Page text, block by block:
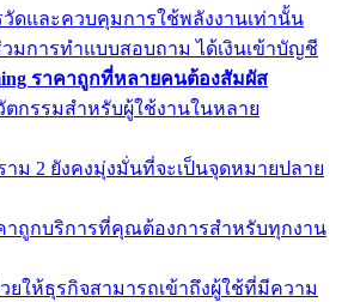
วัดและควบคุมการใช้พลังงานเท่านั้น
วมการทำแบบสอบถาม ได้เงินเข้าบัญชี
ราคาถูกที่หลายคนต้องสัมผัส
ตกรรมสำหรับผู้ใช้งานในหลาย
าม 2 ยังคงมุ่งมั่นที่จะเป็นจุดหมายปลาย
าถูกบริการที่คุณต้องการสำหรับทุกงาน
วยให้ธุรกิจสามารถเข้าถึงผู้ใช้ที่มีความ